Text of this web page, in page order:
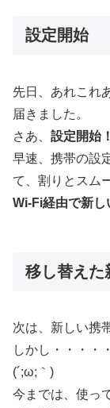
設定開始
先日、あれこれ
届きました。
さあ、 設定開始！
早速、携帯の設
て、割りとスム
Wi-Fi経由で新し
移し替えた
次は、新しい携
しかし・・・
(´;ω;｀)
今までは、使っ